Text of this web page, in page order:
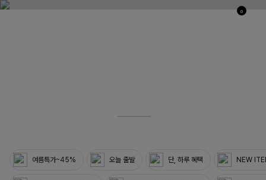
0
여름특가~45% 오늘 출발 단, 하루 혜택 NEW